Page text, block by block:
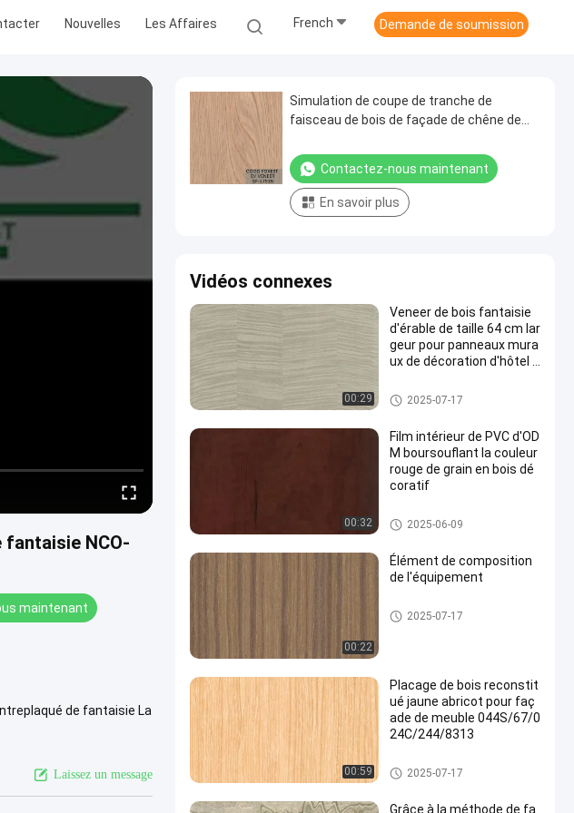
Nouvelles Les Affaires French Demande de soumission
NCO-
maintenant
de fantaisie La
Laissez un message
Simulation de coupe de tranche de
faisceau de bois de façade de chêne de
Contactez-nous maintenant
En savoir plus
Vidéos connexes
00:29
Veneer de bois fantaisie
d'érable de taille 64 cm lar
geur pour panneaux mura
ux de décoration d'hôtel C
haute qualité X6233 ((4)/
X6223/X6523 ((4)/X803
Placage machiné en bois
2025-07-17
00:32
Film intérieur de PVC d'OD
M boursouflant la couleur
rouge de grain en bois dé
coratif
Film décoratif de PVC
2025-06-09
00:22
Élément de composition
de l'équipement
Placage machiné en bois
2025-07-17
00:59
Placage de bois reconstit
ué jaune abricot pour faç
ade de meuble 044S/67/0
24C/244/8313
Placage machiné en bois
2025-07-17
Grâce à la méthode de fa